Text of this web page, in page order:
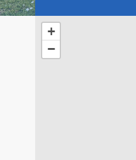
+
−